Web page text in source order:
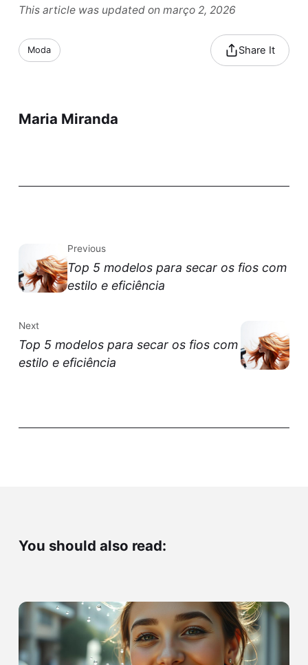
This article was updated on março 2, 2026
Moda Share It
Maria Miranda
Previous
Top 5 modelos para secar os fios com
estilo e eficiência
Next
Top 5 modelos para secar os fios com
estilo e eficiência
You should also read: